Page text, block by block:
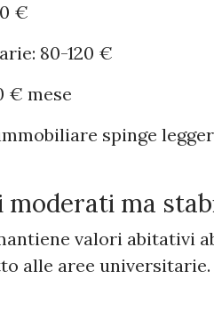
€
80-120 €
€ mese
spinge
moderati ma
valori abitativi
alle aree universitarie.